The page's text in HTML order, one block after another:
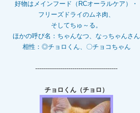
好物はメインフード（RCオーラルケア）・
フリーズドライのムネ肉、
そしてちゅ～る。
ほかの呼び名：ちゃんなつ、なっちゃんさん
相性：◎チョロくん、〇チョコちゃん
------------------------------------------
チョロくん（チョロ）